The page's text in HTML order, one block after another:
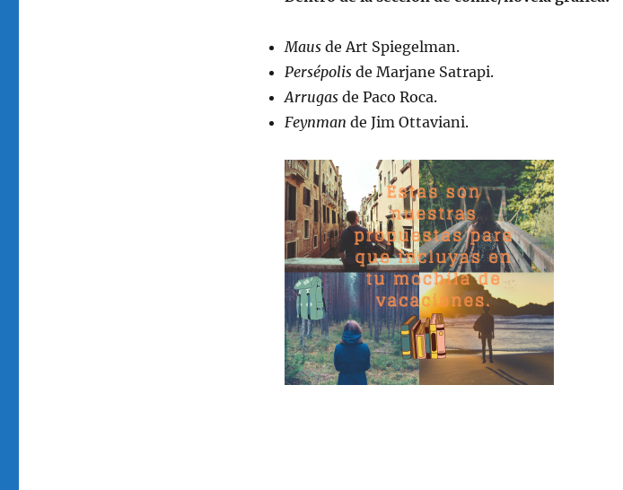
Mausde Art Spiegelman.
Persépolisde Marjane Satrapi.
Arrugasde Paco Roca.
Feynman de Jim Ottaviani.